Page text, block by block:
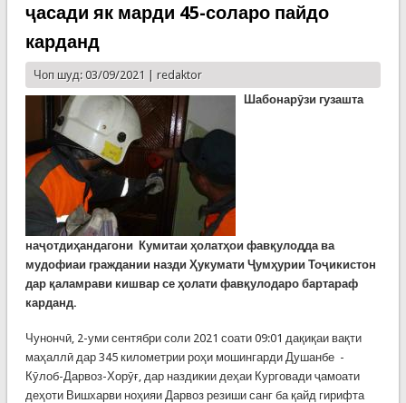
ҷасади як марди 45-соларо пайдо
карданд
Чоп шуд: 03/09/2021 | redaktor
Шабонарӯзи гузашта
наҷотдиҳандагони Кумитаи ҳолатҳои фавқулодда ва
мудофиаи граждании назди Ҳукумати Ҷумҳурии Тоҷикистон
дар қаламрави кишвар се ҳолати фавқулодаро бартараф
карданд.
Чунончӣ, 2-уми сентябри соли 2021 соати 09:01 дақиқаи вақти
маҳаллӣ дар 345 километрии роҳи мошингарди Душанбе -
Кӯлоб-Дарвоз-Хорӯғ, дар наздикии деҳаи Курговади ҷамоати
деҳоти Вишхарви ноҳияи Дарвоз резиши санг ба қайд гирифта